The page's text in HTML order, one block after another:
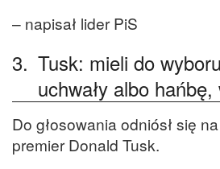
– napisał lider PiS
3. Tusk: mieli do
uchwały albo
Do głosowania odniósł się
premier Donald Tusk.